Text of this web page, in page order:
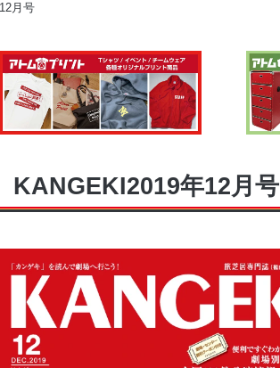
月号
KANGEKI2019年12月号